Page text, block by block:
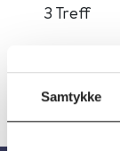
Samtykke
3 Treff